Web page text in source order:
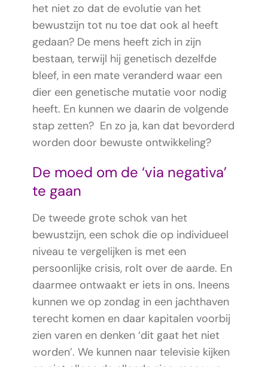
het niet zo dat de evolutie van het
bewustzijn tot nu toe dat ook al heeft
gedaan? De mens heeft zich in zijn
bestaan, terwijl hij genetisch dezelfde
bleef, in een mate veranderd waar een
dier een genetische mutatie voor nodig
heeft. En kunnen we daarin de volgende
stap zetten? En zo ja, kan dat bevorderd
worden door bewuste ontwikkeling?
De moed om de ‘via negativa’
te gaan
De tweede grote schok van het
bewustzijn, een schok die op individueel
niveau te vergelijken is met een
persoonlijke crisis, rolt over de aarde. En
daarmee ontwaakt er iets in ons. Ineens
kunnen we op zondag in een jachthaven
terecht komen en daar kapitalen voorbij
zien varen en denken ‘dit gaat het niet
worden’. We kunnen naar televisie kijken